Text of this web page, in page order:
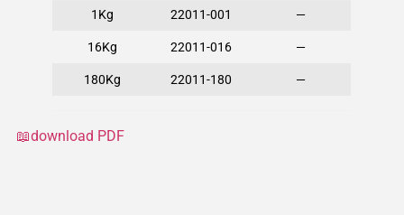
1Kg 22011-001 —
16Kg 22011-016 —
180Kg 22011-180 —
📖download PDF